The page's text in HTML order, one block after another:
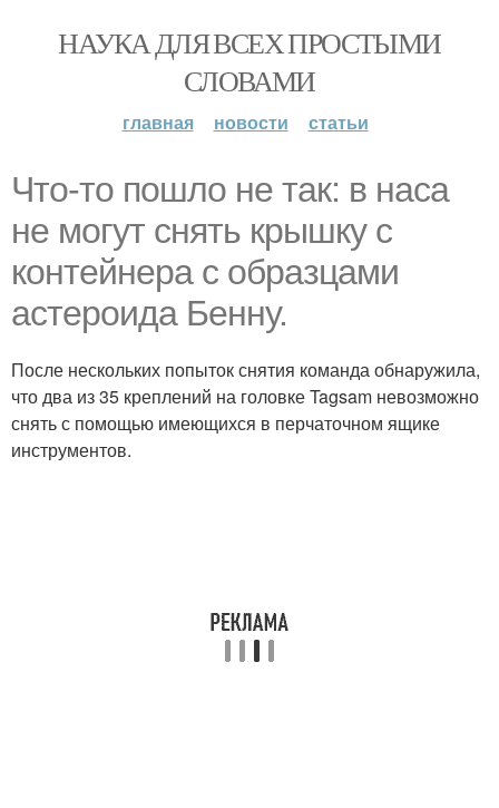
НАУКА ДЛЯ ВСЕХ ПРОСТЫМИ
СЛОВАМИ
главная новости статьи
Что-то пошло не так: в наса
не могут снять крышку с
контейнера с образцами
астероида Бенну.
После нескольких попыток снятия команда обнаружила,
что два из 35 креплений на головке Tagsam невозможно
снять с помощью имеющихся в перчаточном ящике
инструментов.